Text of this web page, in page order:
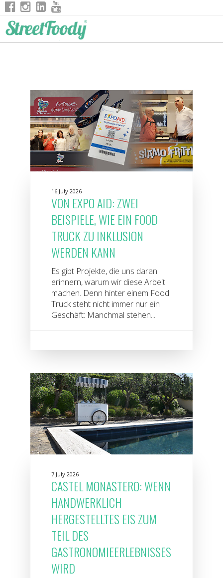
16 July 2026
VON EXPO AID: ZWEI
BEISPIELE, WIE EIN FOOD
TRUCK ZU INKLUSION
WERDEN KANN
Es gibt Projekte, die uns daran
erinnern, warum wir diese Arbeit
machen. Denn hinter einem Food
Truck steht nicht immer nur ein
Geschäft: Manchmal stehen...
7 July 2026
CASTEL MONASTERO: WENN
HANDWERKLICH
HERGESTELLTES EIS ZUM
TEIL DES
GASTRONOMIEERLEBNISSES
WIRD